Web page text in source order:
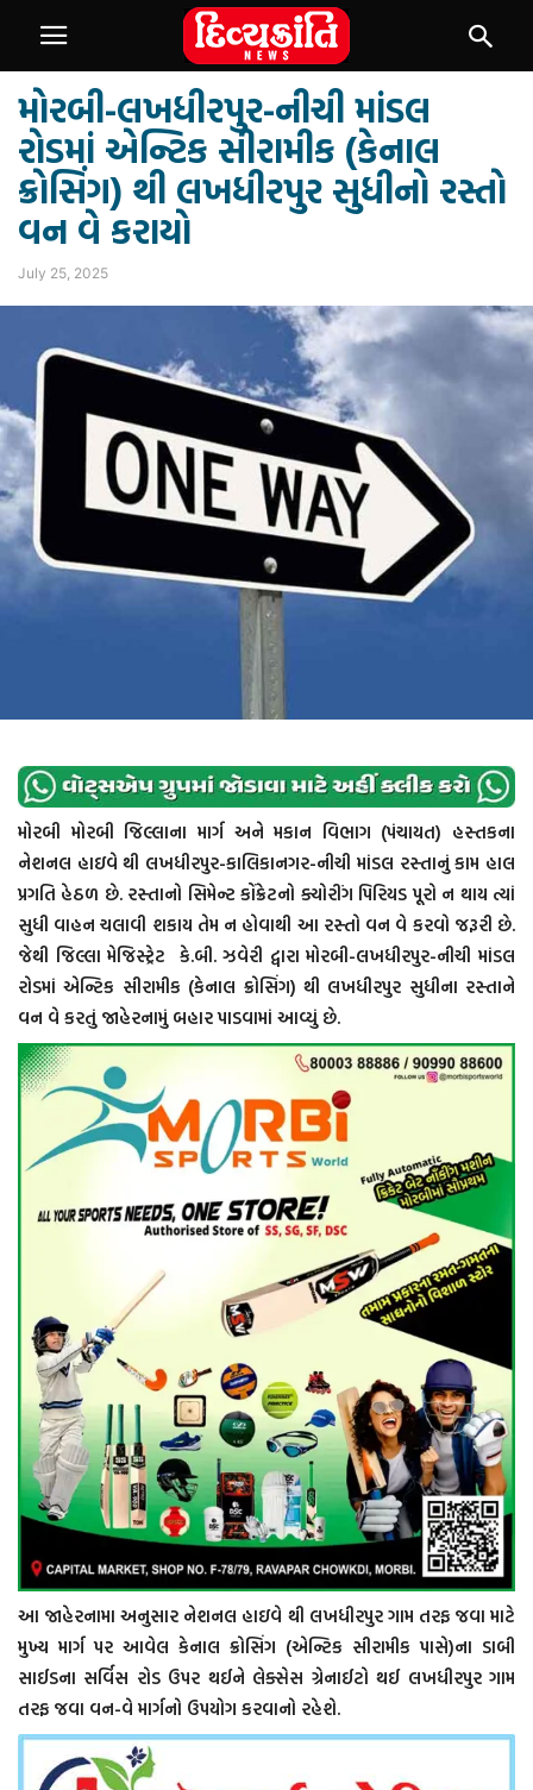
મોરબી-લખધીરપુર-નીચી માંડલ
રોડમાં એન્ટિક સીરામીક (કેનાલ
ક્રોસિંગ) થી લખધીરપુર સુધીનો રસ્તો
વન વે કરાયો
July 25, 2025
મોરબી મોરબી જિલ્લાના માર્ગ અને મકાન વિભાગ (પંચાયત) હસ્તકના
નેશનલ હાઇવે થી લખધીરપુર-કાલિકાનગર-નીચી માંડલ રસ્તાનું કામ હાલ
પ્રગતિ હેઠળ છે. રસ્તાનો સિમેન્ટ કોંક્રેટનો ક્યોરીંગ પિરિયડ પૂરો ન થાય ત્યાં
સુધી વાહન ચલાવી શકાય તેમ ન હોવાથી આ રસ્તો વન વે કરવો જરૂરી છે.
જેથી જિલ્લા મેજિસ્ટ્રેટ કે.બી. ઝવેરી દ્વારા મોરબી-લખધીરપુર-નીચી માંડલ
રોડમાં એન્ટિક સીરામીક (કેનાલ ક્રોસિંગ) થી લખધીરપુર સુધીના રસ્તાને
વન વે કરતું જાહેરનામું બહાર પાડવામાં આવ્યું છે.
આ જાહેરનામા અનુસાર નેશનલ હાઇવે થી લખધીરપુર ગામ તરફ જવા માટે
મુખ્ય માર્ગ પર આવેલ કેનાલ ક્રોસિંગ (એન્ટિક સીરામીક પાસે)ના ડાબી
સાઈડના સર્વિસ રોડ ઉપર થઈને લેક્સેસ ગ્રેનાઈટો થઈ લખધીરપુર ગામ
તરફ જવા વન-વે માર્ગનો ઉપયોગ કરવાનો રહેશે.